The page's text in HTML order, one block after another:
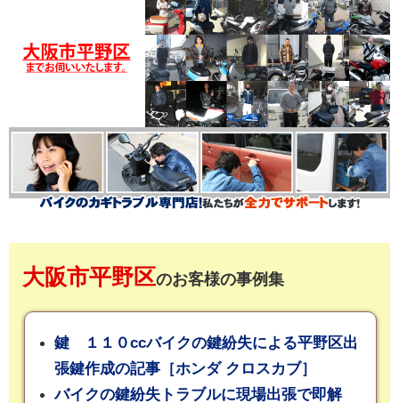
大阪市平野区のお客様の事例集
鍵 １１０ccバイクの鍵紛失による平野区出
張鍵作成の記事［ホンダ クロスカブ］
バイクの鍵紛失トラブルに現場出張で即解